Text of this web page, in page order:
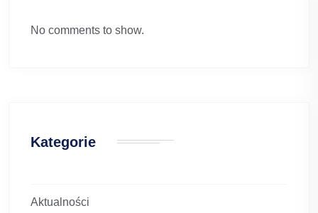
No comments to show.
Kategorie
Aktualności